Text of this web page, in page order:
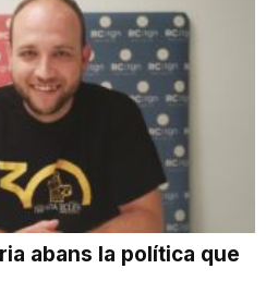
abans la política que